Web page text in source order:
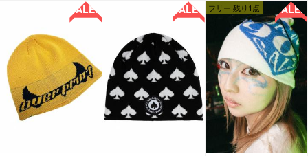
SALE!! SALE!! フリー 残り1点 SALE!!